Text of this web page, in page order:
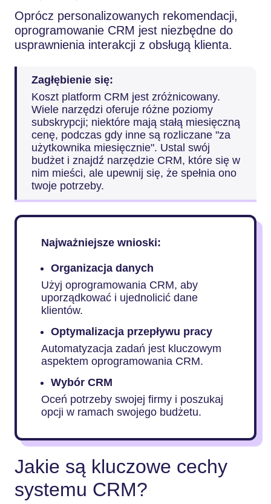
Oprócz personalizowanych rekomendacji,
oprogramowanie CRM jest niezbędne do
usprawnienia interakcji z obsługą klienta.
Zagłębienie się:
Koszt platform CRM jest zróżnicowany.
Wiele narzędzi oferuje różne poziomy
subskrypcji; niektóre mają stałą miesięczną
cenę, podczas gdy inne są rozliczane "za
użytkownika miesięcznie". Ustal swój
budżet i znajdź narzędzie CRM, które się w
nim mieści, ale upewnij się, że spełnia ono
twoje potrzeby.
Najważniejsze wnioski:
Organizacja danych
Użyj oprogramowania CRM, aby
uporządkować i ujednolicić dane
klientów.
Optymalizacja przepływu pracy
Automatyzacja zadań jest kluczowym
aspektem oprogramowania CRM.
Wybór CRM
Oceń potrzeby swojej firmy i poszukaj
opcji w ramach swojego budżetu.
Jakie są kluczowe cechy
systemu CRM?